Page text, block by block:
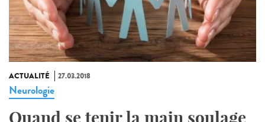
ACTUALITÉ 27.03.2018
Neurologie
Quand se tenir la main soulage